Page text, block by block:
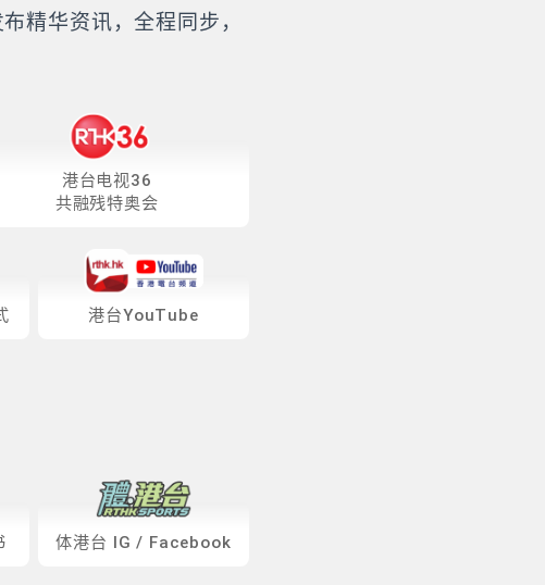
精华资讯，全程同步，
港台电视36
共融残特奥会
港台YouTube
体港台 IG / Facebook